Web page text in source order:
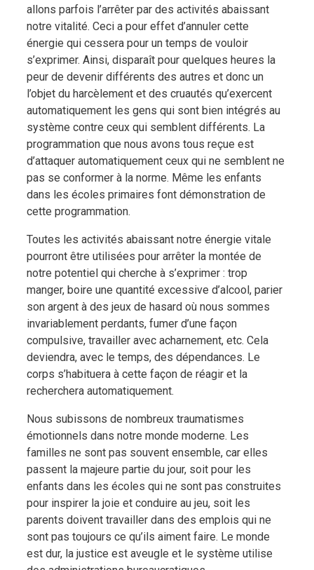
allons parfois l’arrêter par des activités abaissant
notre vitalité. Ceci a pour effet d’annuler cette
énergie qui cessera pour un temps de vouloir
s’exprimer. Ainsi, disparaît pour quelques heures la
peur de devenir différents des autres et donc un
l’objet du harcèlement et des cruautés qu’exercent
automatiquement les gens qui sont bien intégrés au
système contre ceux qui semblent différents. La
programmation que nous avons tous reçue est
d’attaquer automatiquement ceux qui ne semblent ne
pas se conformer à la norme. Même les enfants
dans les écoles primaires font démonstration de
cette programmation.
Toutes les activités abaissant notre énergie vitale
pourront être utilisées pour arrêter la montée de
notre potentiel qui cherche à s’exprimer : trop
manger, boire une quantité excessive d’alcool, parier
son argent à des jeux de hasard où nous sommes
invariablement perdants, fumer d’une façon
compulsive, travailler avec acharnement, etc. Cela
deviendra, avec le temps, des dépendances. Le
corps s’habituera à cette façon de réagir et la
recherchera automatiquement.
Nous subissons de nombreux traumatismes
émotionnels dans notre monde moderne. Les
familles ne sont pas souvent ensemble, car elles
passent la majeure partie du jour, soit pour les
enfants dans les écoles qui ne sont pas construites
pour inspirer la joie et conduire au jeu, soit les
parents doivent travailler dans des emplois qui ne
sont pas toujours ce qu’ils aiment faire. Le monde
est dur, la justice est aveugle et le système utilise